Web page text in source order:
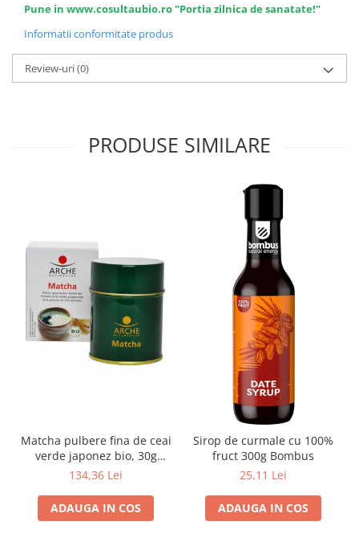
Pune in www.cosultaubio.ro "Portia zilnica de sanatate!"
Informatii conformitate produs
Review-uri(0)
PRODUSE SIMILARE
Matcha pulbere fina de ceai
verde japonez bio, 30g
Arche
134,36 Lei
ADAUGA IN COS
Sirop de curmale cu 100%
fruct 300g Bombus
25,11 Lei
ADAUGA IN COS